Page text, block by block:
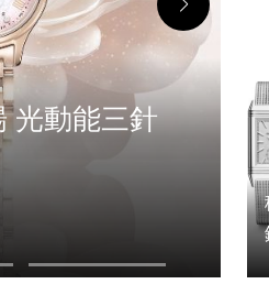
光動能三針